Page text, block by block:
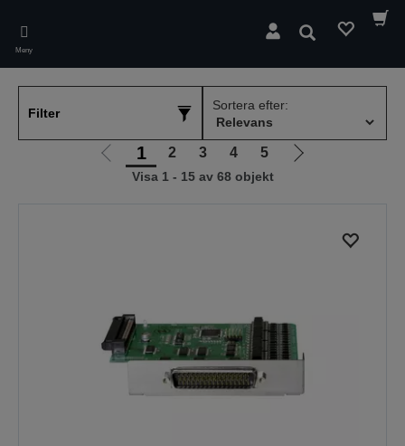
main
content
Meny
Sök
Filter
Sortera efter:
Gå
1 2 3 4 5
Gå
Visa 1 - 15 av 68 objekt